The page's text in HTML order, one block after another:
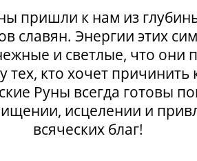
пришли к нам из
славян. Энергии этих
и светлые, что они
тех, кто хочет причинить
Руны всегда готовы
исцелении и
всяческих благ!